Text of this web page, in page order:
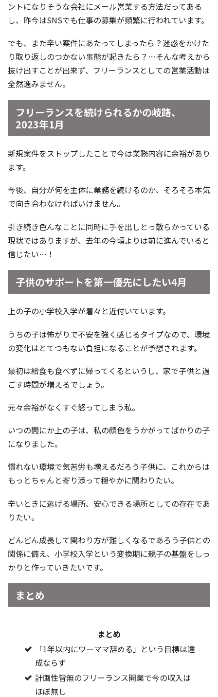
ントになりそうな会社にメール営業する方法だってある
し、昨今はSNSでも仕事の募集が頻繁に行われています。
でも、また辛い案件にあたってしまったら？迷惑をかけた
り取り返しのつかない事態が起きたら？…そんな考えから
抜け出すことが出来ず、フリーランスとしての営業活動は
全然進みません。
フリーランスを続けられるかの岐路、
2023年1月
新規案件をストップしたことで今は業務内容に余裕があり
ます。
今後、自分が何を主体に業務を続けるのか、そろそろ本気
で向き合わなければいけません。
引き続き色んなことに同時に手を出しとっ散らかっている
現状ではありますが、去年の今頃よりは前に進んでいると
信じたい…！
子供のサポートを第一優先にしたい4月
上の子の小学校入学が着々と近付いています。
うちの子は怖がりで不安を強く感じるタイプなので、環境
の変化はとてつもない負担になることが予想されます。
最初は給食も食べずに帰ってくるというし、家で子供と過
ごす時間が増えるでしょう。
元々余裕がなくすぐ怒ってしまう私。
いつの間にか上の子は、私の顔色をうかがってばかりの子
になりました。
慣れない環境で気苦労も増えるだろう子供に、これからは
もっとちゃんと寄り添って穏やかに関わりたい。
辛いときに逃げる場所、安心できる場所としての存在であ
りたい。
どんどん成長して関わり方が難しくなるであろう子供との
関係に備え、小学校入学という変換期に親子の基盤をしっ
かりと作っていきたいです。
まとめ
まとめ
「1年以内にワーママ辞める」という目標は達
成ならず
計画性皆無のフリーランス開業で今の収入は
ほぼ無し